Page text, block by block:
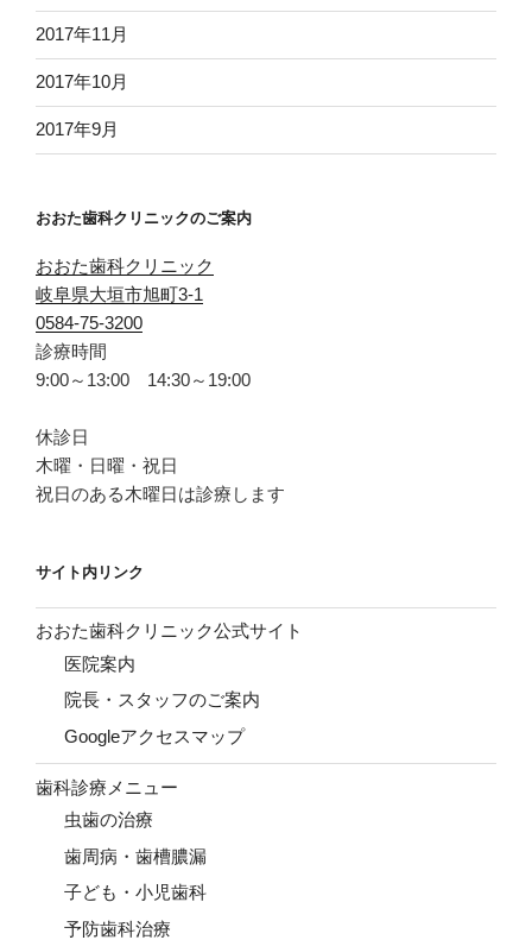
2017年11月
2017年10月
2017年9月
おおた歯科クリニックのご案内
おおた歯科クリニック
岐阜県大垣市旭町3-1
0584-75-3200
診療時間
9:00～13:00 14:30～19:00
休診日
木曜・日曜・祝日
祝日のある木曜日は診療します
サイト内リンク
おおた歯科クリニック公式サイト
医院案内
院長・スタッフのご案内
Googleアクセスマップ
歯科診療メニュー
虫歯の治療
歯周病・歯槽膿漏
子ども・小児歯科
予防歯科治療